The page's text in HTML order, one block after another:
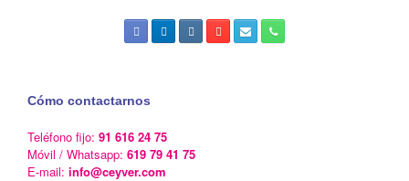
Cómo contactarnos
Teléfono fijo: 91 616 24 75
Móvil / Whatsapp: 619 79 41 75
E-mail: info@ceyver.com